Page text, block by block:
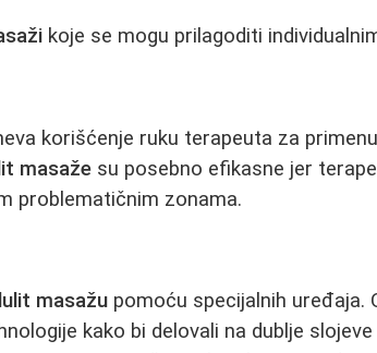
koje se mogu prilagoditi
korišćenje ruku terapeuta za
masaže su posebno efikasne jer
problematičnim zonama.
masažu pomoću specijalnih uređaja.
kako bi delovali na dublje